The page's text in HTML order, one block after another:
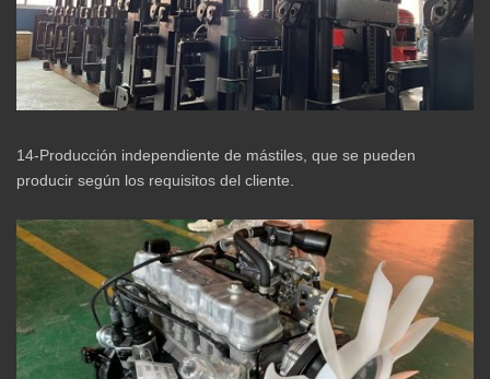
14-Producción independiente de mástiles, que se pueden
producir según los requisitos del cliente.